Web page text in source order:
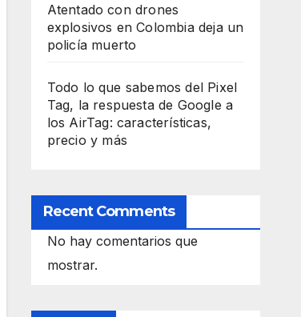
Atentado con drones
explosivos en Colombia deja un
policía muerto
Todo lo que sabemos del Pixel
Tag, la respuesta de Google a
los AirTag: características,
precio y más
Recent Comments
No hay comentarios que
mostrar.